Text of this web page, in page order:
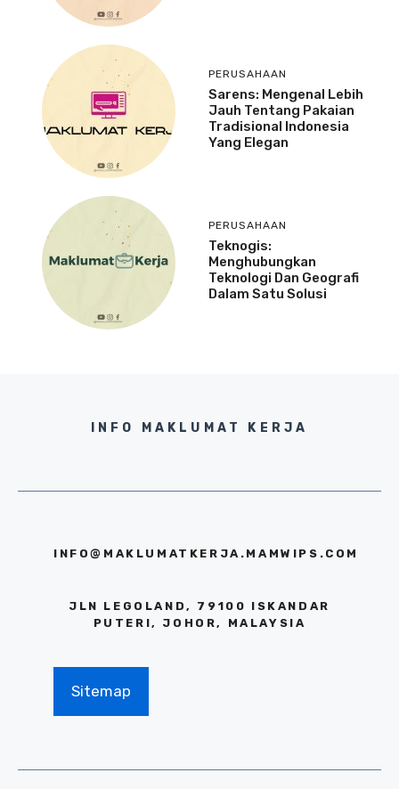
PERUSAHAAN
Sarens: Mengenal Lebih
Jauh Tentang Pakaian
Tradisional Indonesia
Yang Elegan
PERUSAHAAN
Teknogis:
Menghubungkan
Teknologi Dan Geografi
Dalam Satu Solusi
INFO MAKLUMAT KERJA
INFO@MAKLUMATKERJA.MAMWIPS.COM
JLN LEGOLAND, 79100 ISKANDAR
PUTERI, JOHOR, MALAYSIA
Sitemap